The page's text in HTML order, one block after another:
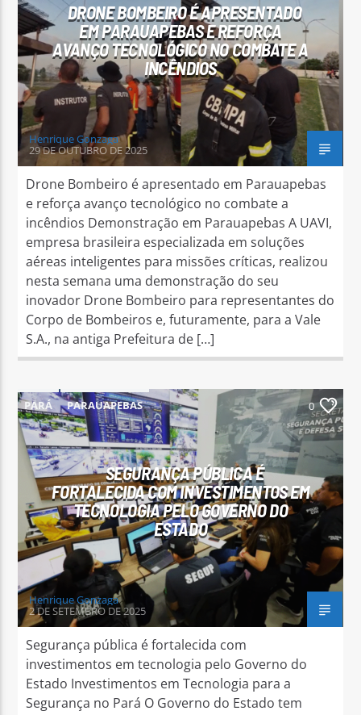
Arara Azul FM
DRONE BOMBEIRO É APRESENTADO
EM PARAUAPEBAS E REFORÇA
AVANÇO TECNOLÓGICO NO COMBATE A
INCÊNDIOS
Henrique Gonzaga
29 DE OUTUBRO DE 2025
Drone Bombeiro é apresentado em Parauapebas
e reforça avanço tecnológico no combate a
incêndios Demonstração em Parauapebas A UAVI,
empresa brasileira especializada em soluções
aéreas inteligentes para missões críticas, realizou
nesta semana uma demonstração do seu
inovador Drone Bombeiro para representantes do
Corpo de Bombeiros e, futuramente, para a Vale
S.A., na antiga Prefeitura de […]
PARÁ PARAUAPEBAS 0
SEGURANÇA PÚBLICA É
FORTALECIDA COM INVESTIMENTOS EM
TECNOLOGIA PELO GOVERNO DO
ESTADO
Henrique Gonzaga
2 DE SETEMBRO DE 2025
Segurança pública é fortalecida com
investimentos em tecnologia pelo Governo do
Estado Investimentos em Tecnologia para a
Segurança no Pará O Governo do Estado tem